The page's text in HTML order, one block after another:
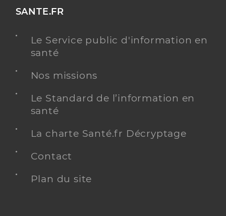
SANTE.FR
Le Service public d'information en
santé
Nos missions
Le Standard de l’information en
santé
La charte Santé.fr Décryptage
Contact
Plan du site